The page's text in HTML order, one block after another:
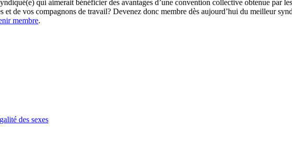
qui aimerait bénéficier des avantages d’une convention collective obtenue par
et de vos compagnons de travail? Devenez donc membre dès aujourd’hui du meilleur
membre.
des sexes